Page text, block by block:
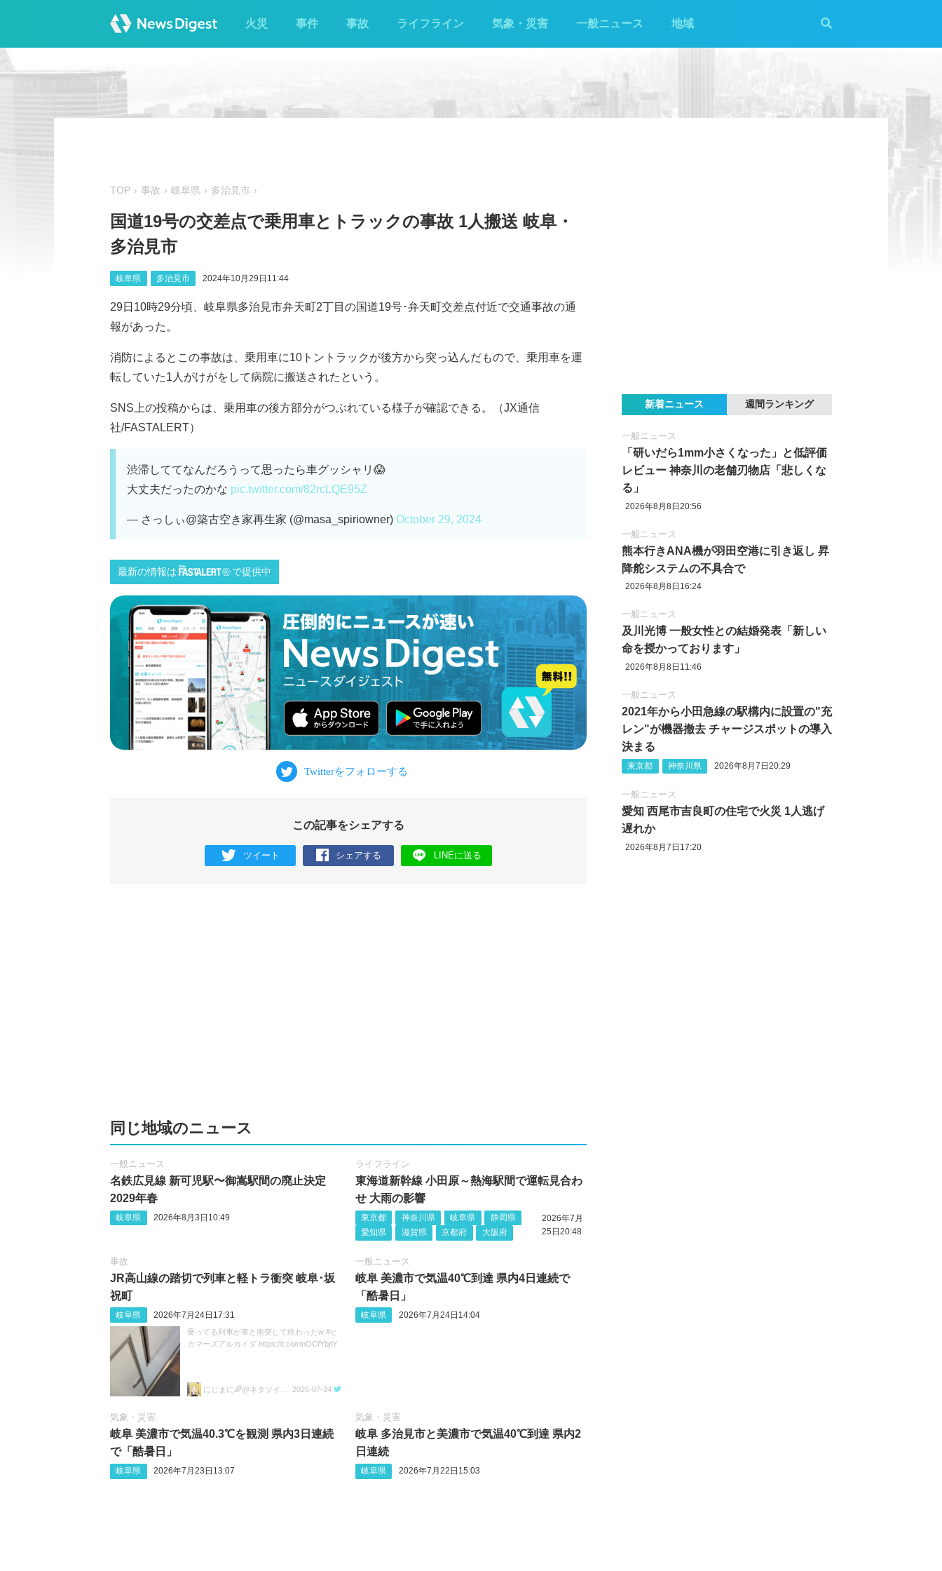
火災 事件 事故 ライフライン 気象・災害 一般ニュース 地域
TOP 事故 岐阜県 多治見市
国道19号の交差点で乗用車とトラックの事故 1人搬送 岐阜・
多治見市
岐阜県 多治見市 2024年10月29日11:44
29日10時29分頃、岐阜県多治見市弁天町2丁目の国道19号･弁天町交差点付近で交通事故の通
報があった。
消防によるとこの事故は、乗用車に10トントラックが後方から突っ込んだもので、乗用車を運
転していた1人がけがをして病院に搬送されたという。
SNS上の投稿からは、乗用車の後方部分がつぶれている様子が確認できる。（JX通信
社/FASTALERT）
渋滞しててなんだろうって思ったら車グッシャリ😱
大丈夫だったのかな pic.twitter.com/82rcLQE95Z
— さっしぃ@築古空き家再生家 (@masa_spiriowner) October 29, 2024
最新の情報は で提供中
この記事をシェアする
ツイート シェアする LINEに送る
同じ地域のニュース
一般ニュース
名鉄広見線 新可児駅〜御嵩駅間の廃止決定
2029年春
岐阜県 2026年8月3日10:49
ライフライン
東海道新幹線 小田原～熱海駅間で運転見合わ
せ 大雨の影響
東京都 神奈川県 岐阜県
静岡県
愛知県
滋賀県 京都府 大阪府
2026年7月
25日20:48
事故
JR高山線の踏切で列車と軽トラ衝突 岐阜･坂
祝町
岐阜県 2026年7月24日17:31
乗ってる列車が車と衝突して終わったw #ヒ
カマーズアルカイダ https://t.co/rmOCfYbjtY
2026-07-24
一般ニュース
岐阜 美濃市で気温40℃到達 県内4日連続で
「酷暑日」
岐阜県 2026年7月24日14:04
気象・災害
岐阜 美濃市で気温40.3℃を観測 県内3日連続
で「酷暑日」
岐阜県 2026年7月23日13:07
気象・災害
岐阜 多治見市と美濃市で気温40℃到達 県内2
日連続
岐阜県 2026年7月22日15:03
新着ニュース 週間ランキング
一般ニュース
「研いだら1mm小さくなった」と低評価
レビュー 神奈川の老舗刃物店「悲しくな
る」
2026年8月8日20:56
一般ニュース
熊本行きANA機が羽田空港に引き返し 昇
降舵システムの不具合で
2026年8月8日16:24
一般ニュース
及川光博 一般女性との結婚発表「新しい
命を授かっております」
2026年8月8日11:46
一般ニュース
2021年から小田急線の駅構内に設置の"充
レン"が機器撤去 チャージスポットの導入
決まる
東京都 神奈川県 2026年8月7日20:29
一般ニュース
愛知 西尾市吉良町の住宅で火災 1人逃げ
遅れか
2026年8月7日17:20